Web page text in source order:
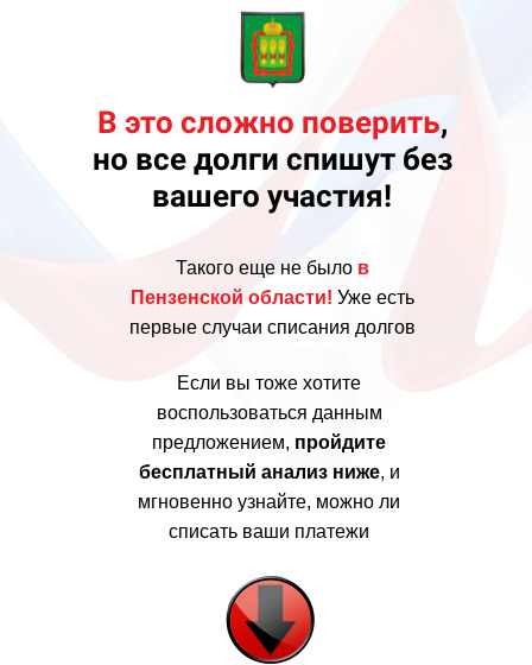
В это сложно поверить,
но все долги спишутбез
вашего участия!
Такого еще не было в
Пензенской области! Уже есть
первые случаи списания долгов
Если вы тоже хотите
воспользоваться данным
предложением, пройдите
бесплатный анализ ниже, и
мгновенно узнайте, можно ли
списать ваши платежи